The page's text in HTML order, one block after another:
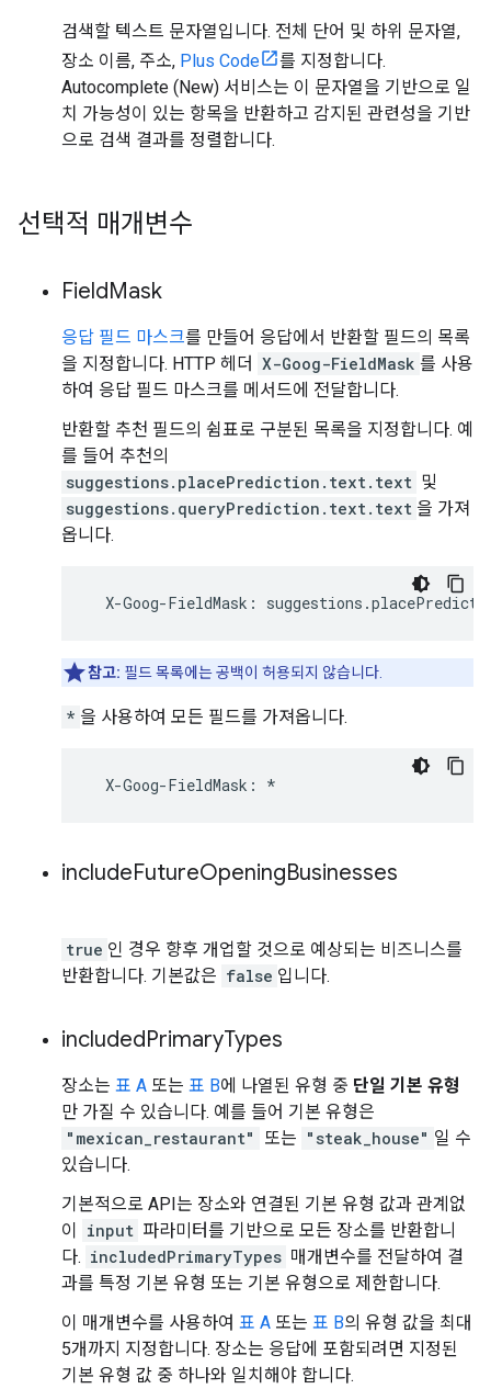
검색할 텍스트 문자열입니다. 전체 단어 및 하위 문자열,
장소 이름, 주소, Plus Code
를 지정합니다.
Autocomplete (New) 서비스는 이 문자열을 기반으로 일
치 가능성이 있는 항목을 반환하고 감지된 관련성을 기반
으로 검색 결과를 정렬합니다.
선택적 매개변수
FieldMask
응답 필드 마스크를 만들어 응답에서 반환할 필드의 목록
을 지정합니다. HTTP 헤더 X-Goog-FieldMask 를 사용
하여 응답 필드 마스크를 메서드에 전달합니다.
반환할 추천 필드의 쉼표로 구분된 목록을 지정합니다. 예
를 들어 추천의
suggestions.placePrediction.text.text 및
suggestions.queryPrediction.text.text 을 가져
옵니다.
X-Goog-FieldMask : suggestions .
참고: 필드 목록에는 공백이 허용되지 않습니다.
* 을 사용하여 모든 필드를 가져옵니다.
X-Goog-FieldMask : *
includeFutureOpeningBusinesses
true 인 경우 향후 개업할 것으로 예상되는 비즈니스를
반환합니다. 기본값은 false 입니다.
includedPrimaryTypes
장소는 표 A 또는 표 B에 나열된 유형 중 단일 기본 유형
만 가질 수 있습니다. 예를 들어 기본 유형은
"mexican_restaurant"
또는 "steak_house" 일 수
있습니다.
기본적으로 API는 장소와 연결된 기본 유형 값과 관계없
이
input 파라미터를 기반으로 모든 장소를 반환합니
다. includedPrimaryTypes 매개변수를 전달하여 결
과를 특정 기본 유형 또는 기본 유형으로 제한합니다.
이 매개변수를 사용하여 표 A 또는 표 B의 유형 값을 최대
5개까지 지정합니다. 장소는 응답에 포함되려면 지정된
기본 유형 값 중 하나와 일치해야 합니다.